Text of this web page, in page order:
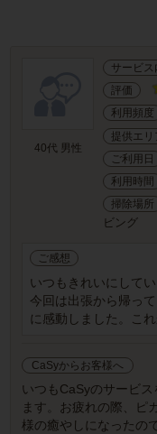
40代 男性
サービス
評価
利用頻度
提供エリ
ご利用日
利用時間
掃除場所
ビング
ご感想
いつもきれいにして
今回は出張から帰っ
に感動しました。こ
CaSyからお客様へ
いつもCaSyのサービ
ます。お疲れの際、ピ
様の癒やしになったの